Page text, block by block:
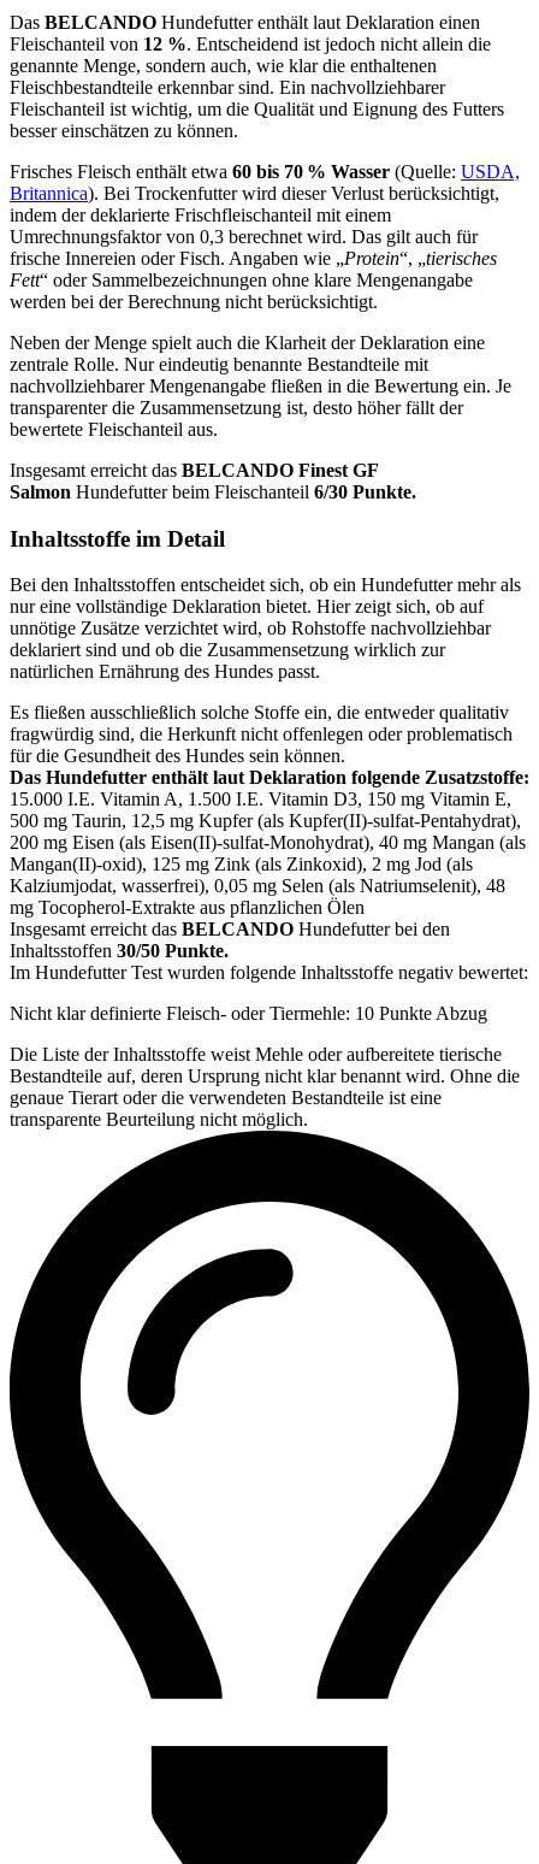
Das BELCANDO Hundefutter enthält laut Deklaration einen
Fleischanteil von 12 %. Entscheidend ist jedoch nicht allein die
genannte Menge, sondern auch, wie klar die enthaltenen
Fleischbestandteile erkennbar sind. Ein nachvollziehbarer
Fleischanteil ist wichtig, um die Qualität und Eignung des Futters
besser einschätzen zu können.
Frisches Fleisch enthält etwa 60 bis 70 % Wasser (Quelle: USDA,
Britannica). Bei Trockenfutter wird dieser Verlust berücksichtigt,
indem der deklarierte Frischfleischanteil mit einem
Umrechnungsfaktor von 0,3 berechnet wird. Das gilt auch für
frische Innereien oder Fisch. Angaben wie „Protein“, „tierisches
Fett“ oder Sammelbezeichnungen ohne klare Mengenangabe
werden bei der Berechnung nicht berücksichtigt.
Neben der Menge spielt auch die Klarheit der Deklaration eine
zentrale Rolle. Nur eindeutig benannte Bestandteile mit
nachvollziehbarer Mengenangabe fließen in die Bewertung ein. Je
transparenter die Zusammensetzung ist, desto höher fällt der
bewertete Fleischanteil aus.
Insgesamt erreicht das BELCANDO Finest GF
Salmon Hundefutter beim Fleischanteil 6/30 Punkte.
Inhaltsstoffe im Detail
Bei den Inhaltsstoffen entscheidet sich, ob ein Hundefutter mehr als
nur eine vollständige Deklaration bietet. Hier zeigt sich, ob auf
unnötige Zusätze verzichtet wird, ob Rohstoffe nachvollziehbar
deklariert sind und ob die Zusammensetzung wirklich zur
natürlichen Ernährung des Hundes passt.
Es fließen ausschließlich solche Stoffe ein, die entweder qualitativ
fragwürdig sind, die Herkunft nicht offenlegen oder problematisch
für die Gesundheit des Hundes sein können.
Das Hundefutter enthält laut Deklaration folgende Zusatzstoffe:
15.000 I.E. Vitamin A, 1.500 I.E. Vitamin D3, 150 mg Vitamin E,
500 mg Taurin, 12,5 mg Kupfer (als Kupfer(II)-sulfat-Pentahydrat),
200 mg Eisen (als Eisen(II)-sulfat-Monohydrat), 40 mg Mangan (als
Mangan(II)-oxid), 125 mg Zink (als Zinkoxid), 2 mg Jod (als
Kalziumjodat, wasserfrei), 0,05 mg Selen (als Natriumselenit), 48
mg Tocopherol-Extrakte aus pflanzlichen Ölen
Insgesamt erreicht das BELCANDO Hundefutter bei den
Inhaltsstoffen 30/50 Punkte.
Im Hundefutter Test wurden folgende Inhaltsstoffe negativ bewertet:
Nicht klar definierte Fleisch- oder Tiermehle: 10 Punkte Abzug
Die Liste der Inhaltsstoffe weist Mehle oder aufbereitete tierische
Bestandteile auf, deren Ursprung nicht klar benannt wird. Ohne die
genaue Tierart oder die verwendeten Bestandteile ist eine
transparente Beurteilung nicht möglich.